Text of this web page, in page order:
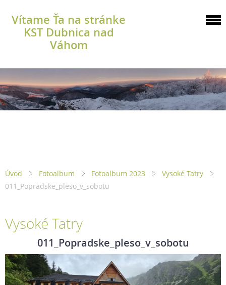
Vítame Ťa na stránke
KST Dubnica nad
Váhom
Úvod Fotoalbum Fotoalbum 2023
Vysoké Tatry
011_Popradske_pleso_v_sobotu
Vysoké Tatry
011_Popradske_pleso_v_sobotu